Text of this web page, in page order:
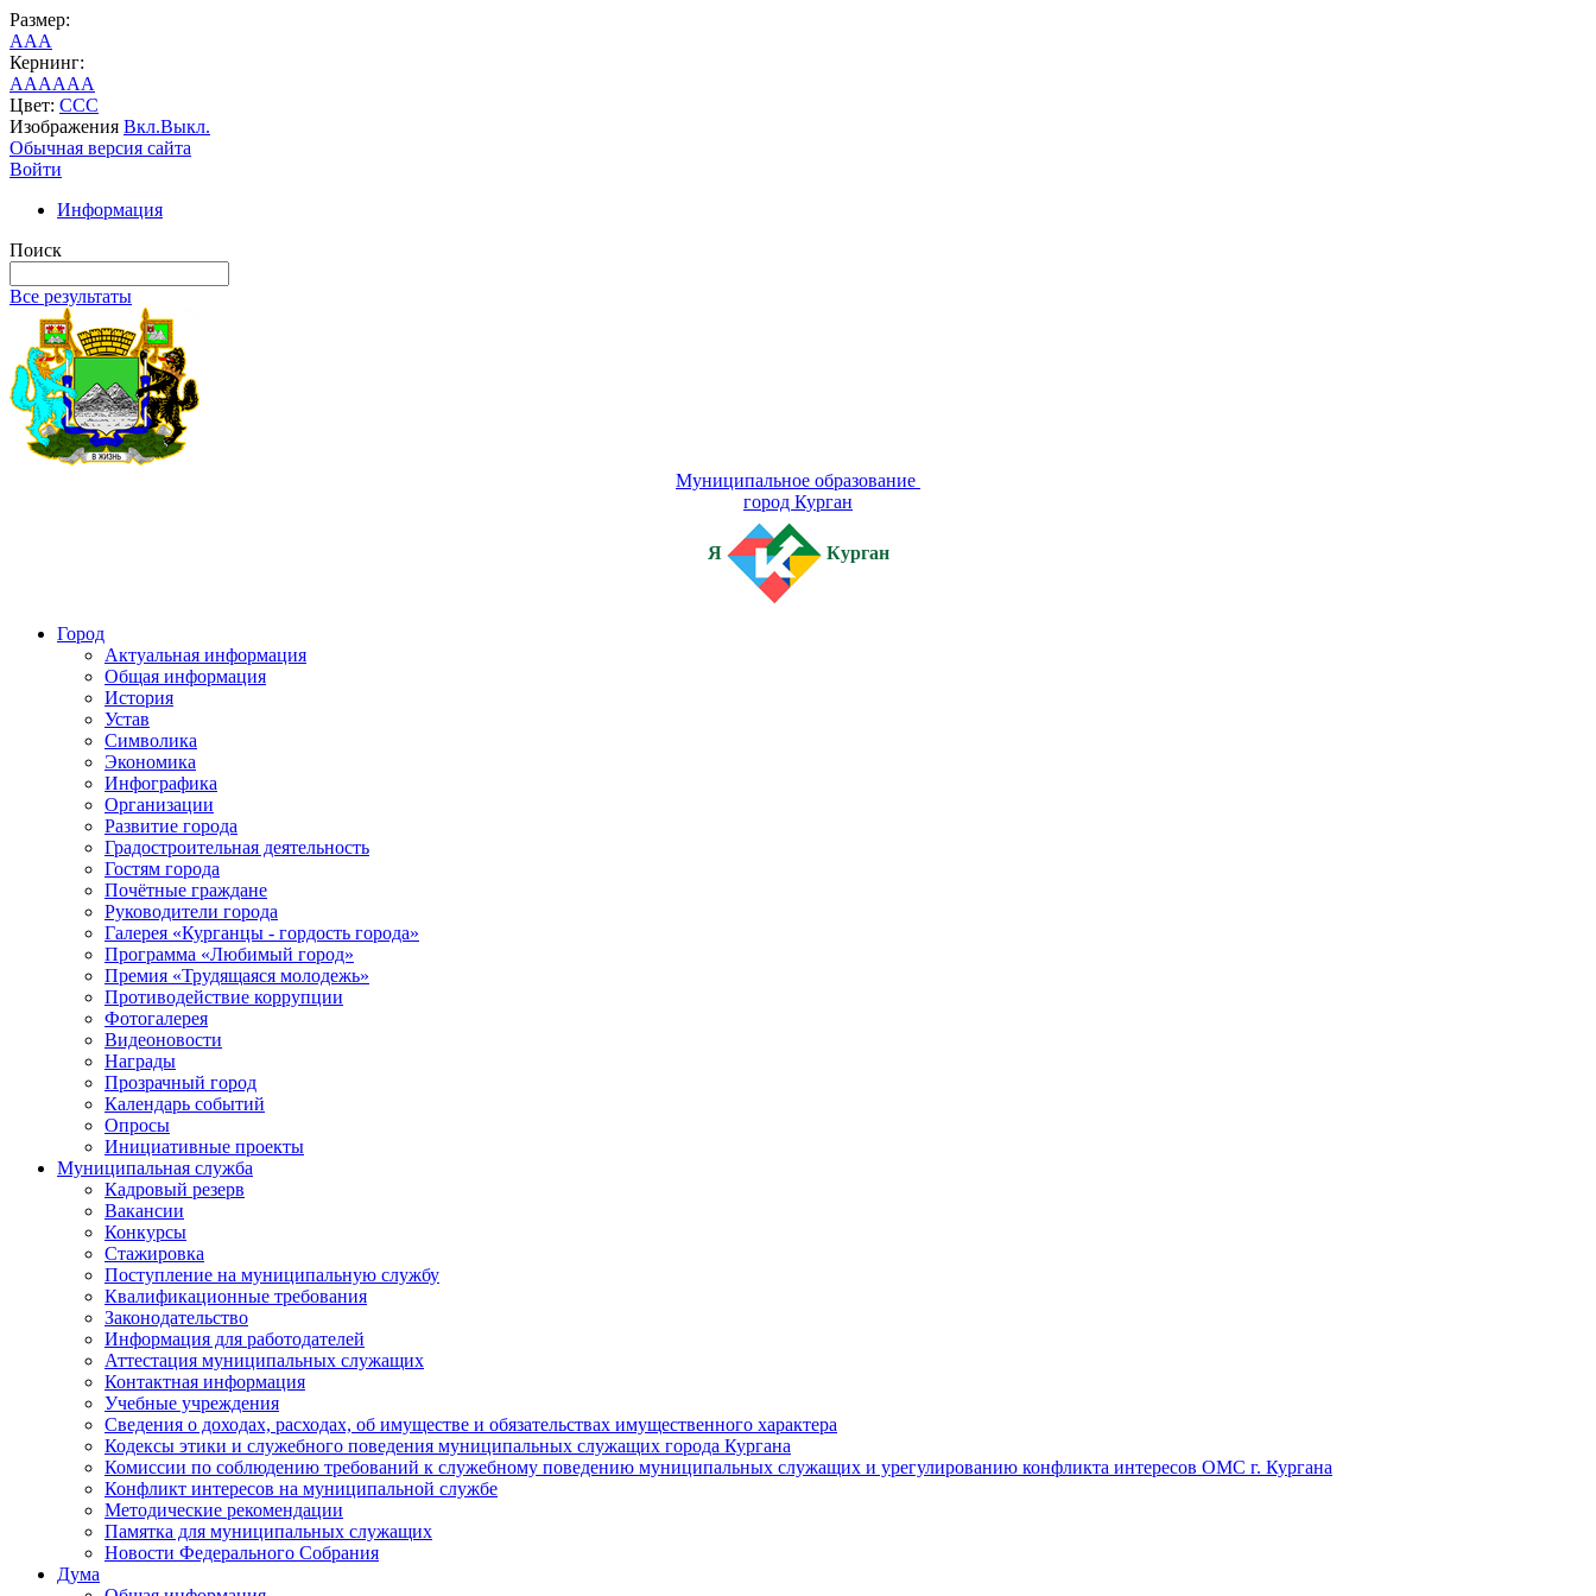
Размер:
AAA
Кернинг:
AAAAAA
Цвет: CCC
Изображения Вкл.Выкл.
Обычная версия сайта
Войти
Информация
Поиск
Все результаты
Муниципальное образование
город Курган
Я Курган
Город
Актуальная информация
Общая информация
История
Устав
Символика
Экономика
Инфографика
Организации
Развитие города
Градостроительная деятельность
Гостям города
Почётные граждане
Руководители города
Галерея «Курганцы - гордость города»
Программа «Любимый город»
Премия «Трудящаяся молодежь»
Противодействие коррупции
Фотогалерея
Видеоновости
Награды
Прозрачный город
Календарь событий
Опросы
Инициативные проекты
Муниципальная служба
Кадровый резерв
Вакансии
Конкурсы
Стажировка
Поступление на муниципальную службу
Квалификационные требования
Законодательство
Информация для работодателей
Аттестация муниципальных служащих
Контактная информация
Учебные учреждения
Сведения о доходах, расходах, об имуществе и обязательствах имущественного характера
Кодексы этики и служебного поведения муниципальных служащих города Кургана
Комиссии по соблюдению требований к служебному поведению муниципальных служащих и урегулированию конфликта интересов ОМС г. Кургана
Конфликт интересов на муниципальной службе
Методические рекомендации
Памятка для муниципальных служащих
Новости Федерального Cобрания
Дума